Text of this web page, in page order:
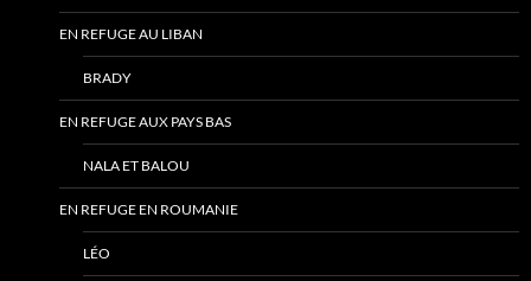
EN REFUGE AU LIBAN
BRADY
EN REFUGE AUX PAYS BAS
NALA ET BALOU
EN REFUGE EN ROUMANIE
LÉO